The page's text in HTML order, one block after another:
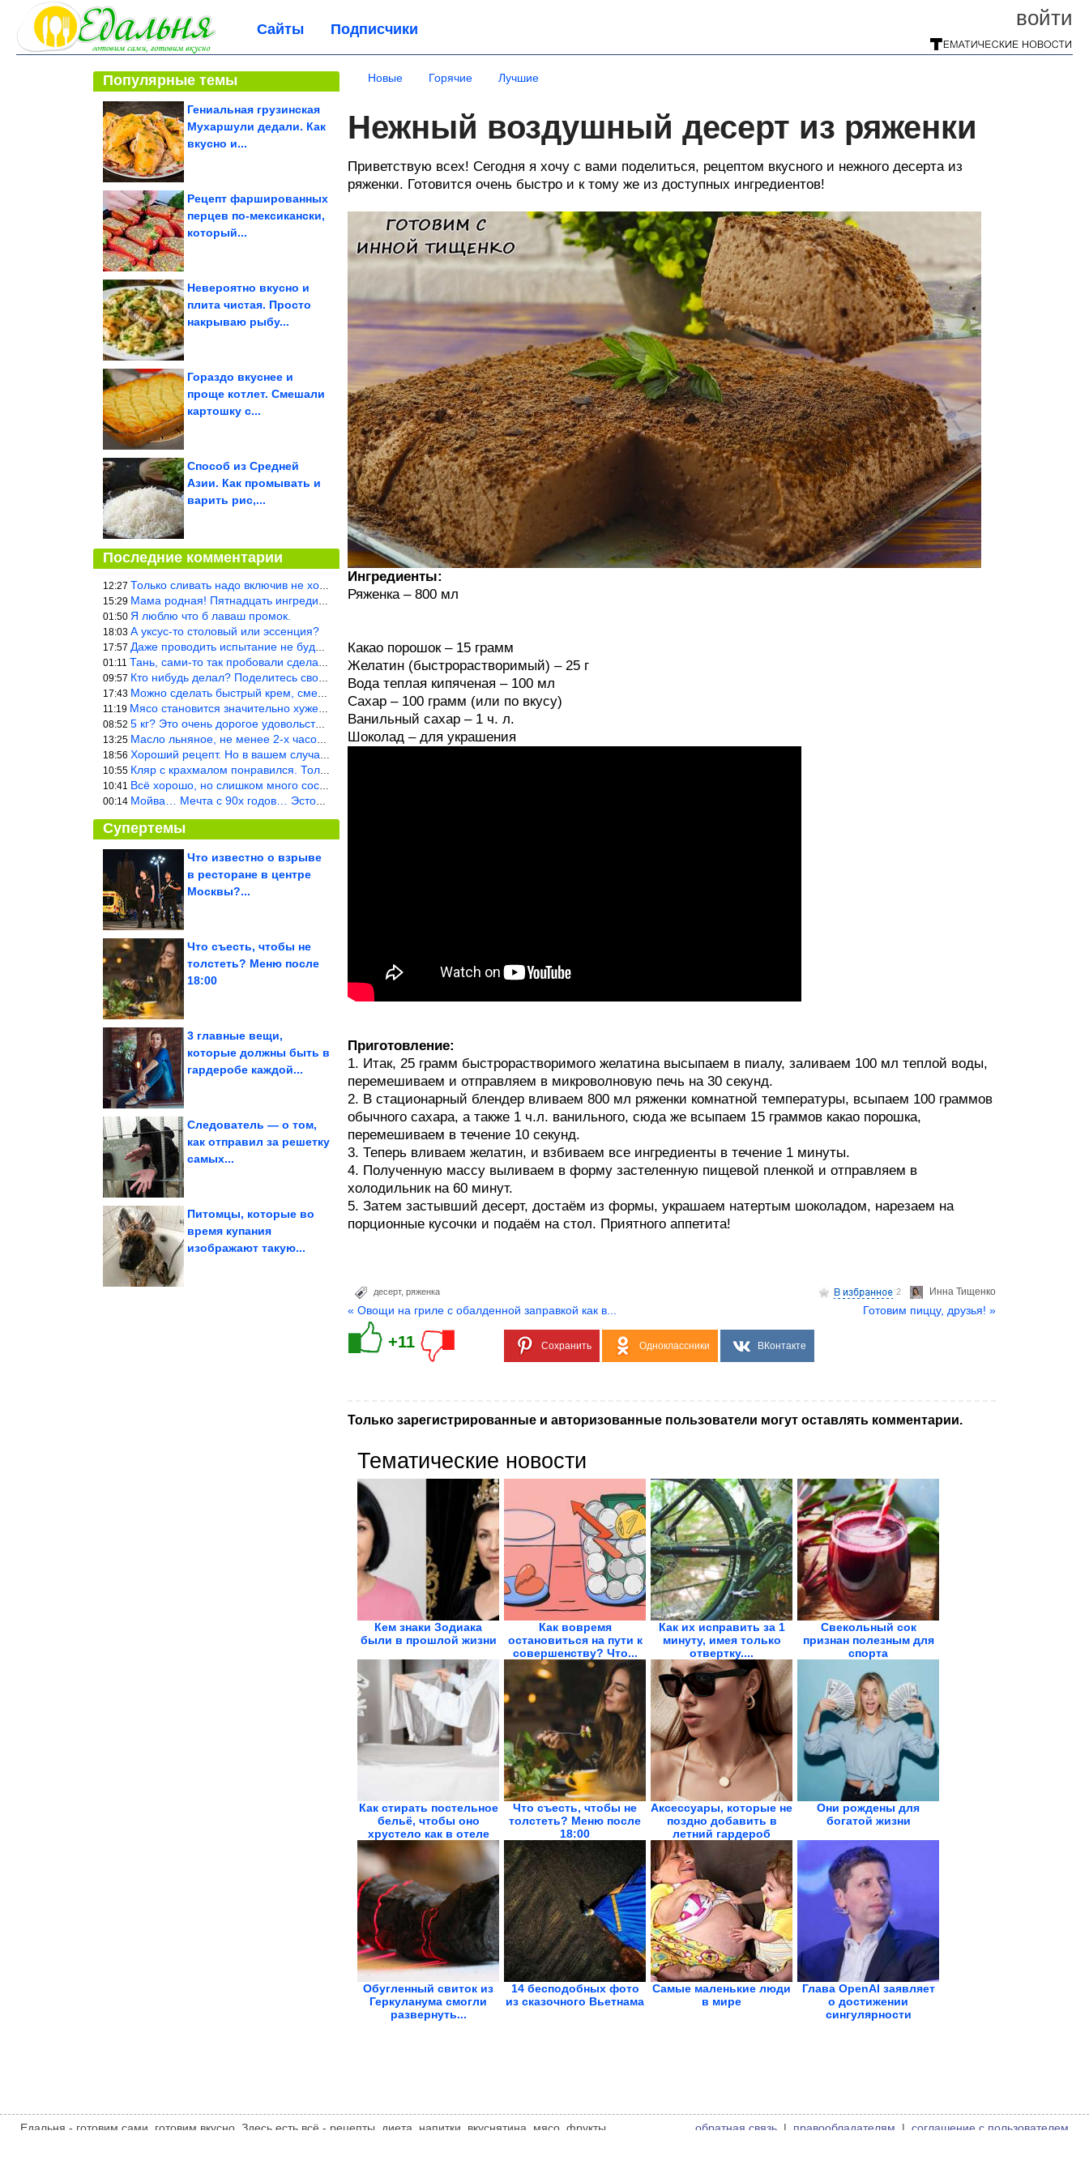
войти
Сайты Подписчики
Популярные темы
Гениальная грузинская
Мухаршули дедали. Как
вкусно и...
Рецепт фаршированных
перцев по-мексикански,
который...
Невероятно вкусно и
плита чистая. Просто
накрываю рыбу...
Гораздо вкуснее и
проще котлет. Смешали
картошку с...
Способ из Средней
Азии. Как промывать и
варить рис,...
Последние комментарии
12:27 Только сливать надо включив не холодную, а ГОРЯЧУЮ воду. Трубы в
15:29 Мама родная! Пятнадцать ингредиентов на пирожок!!!
01:50 Я люблю что б лаваш промок.
18:03 А уксус-то столовый или эссенция?
17:57 Даже проводить испытание не буду — в воду и потом быстро в раска
01:11 Тань, сами-то так пробовали сделать? Ерунда же получится. Нет, с
09:57 Кто нибудь делал? Поделитесь своими результатами!!!
17:43 Можно сделать быстрый крем, смешав 2 банки вареной сгущенки со с
11:19 Мясо становится значительно хуже, когда долго лежит в морозилке
08:52 5 кг? Это очень дорогое удовольствие, исходя из цен на эту ягоду
13:25 Масло льняное, не менее 2-х часов. Писать надо по делу и подробн
18:56 Хороший рецепт. Но в вашем случае шницель получится парено-варен
10:55 Кляр с крахмалом понравился. Только я бы в воду добавил бы молок
10:41 Всё хорошо, но слишком много составляющих.
00:14 Мойва… Мечта с 90х годов… Эстония
Супертемы
Мраморная раковина из
Что известно о взрыве
в ресторане в центре
Москвы?...
Что съесть, чтобы не
толстеть? Меню после
18:00
3 главные вещи,
которые должны быть в
гардеробе каждой...
Юмор в режиме
Следователь — о том,
как отправил за решетку
самых...
успешно!
Питомцы, которые во
время купания
изображают такую...
Новые Горячие Лучшие
Нежный воздушный десерт из ряженки
Приветствую всех! Сегодня я хочу с вами поделиться, рецептом вкусного и нежного десерта из
ряженки. Готовится очень быстро и к тому же из доступных ингредиентов!
Ингредиенты:
Ряженка – 800 мл
Какао порошок – 15 грамм
Желатин (быстрорастворимый) – 25 г
Вода теплая кипяченая – 100 мл
Сахар – 100 грамм (или по вкусу)
Ванильный сахар – 1 ч. л.
Шоколад – для украшения
Приготовление:
1. Итак, 25 грамм быстрорастворимого желатина высыпаем в пиалу, заливаем 100 мл теплой воды,
перемешиваем и отправляем в микроволновую печь на 30 секунд.
2. В стационарный блендер вливаем 800 мл ряженки комнатной температуры, всыпаем 100 граммов
обычного сахара, а также 1 ч.л. ванильного, сюда же всыпаем 15 граммов какао порошка,
перемешиваем в течение 10 секунд.
3. Теперь вливаем желатин, и взбиваем все ингредиенты в течение 1 минуты.
4. Полученную массу выливаем в форму застеленную пищевой пленкой и отправляем в
холодильник на 60 минут.
5. Затем застывший десерт, достаём из формы, украшаем натертым шоколадом, нарезаем на
порционные кусочки и подаём на стол. Приятного аппетита!
Инна Тищенко
2
десерт, ряженка
« Овощи на гриле с обалденной заправкой как в... Готовим пиццу, друзья! »
+11 Сохранить Одноклассники ВКонтакте
Только зарегистрированные и авторизованные пользователи могут оставлять комментарии.
Тематические новости
Кем знаки Зодиака
были в прошлой жизни
Как вовремя
остановиться на пути к
совершенству? Что...
Как их исправить за 1
минуту, имея только
отвертку....
Свекольный сок
признан полезным для
спорта
Как стирать постельное
бельё, чтобы оно
хрустело как в отеле
Что съесть, чтобы не
толстеть? Меню после
18:00
Аксессуары, которые не
поздно добавить в
летний гардероб
Они рождены для
богатой жизни
Обугленный свиток из
Геркуланума смогли
развернуть...
14 бесподобных фото
из сказочного Вьетнама
Самые маленькие люди
в мире
Глава OpenAI заявляет
о достижении
сингулярности
Едальня - готовим сами, готовим вкусно. Здесь есть всё - рецепты, диета, напитки, вкуснятина, мясо, фрукты,
обратная связь | правообладателям | соглашение с пользователем